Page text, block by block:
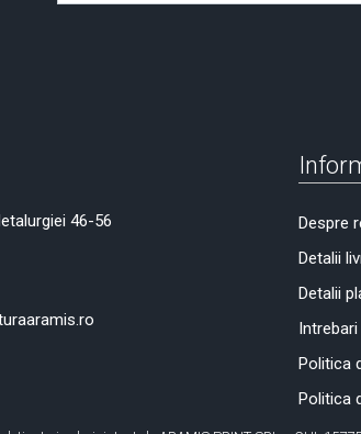
46-56
Despre
Detalii
Detalii
Politica
Politica